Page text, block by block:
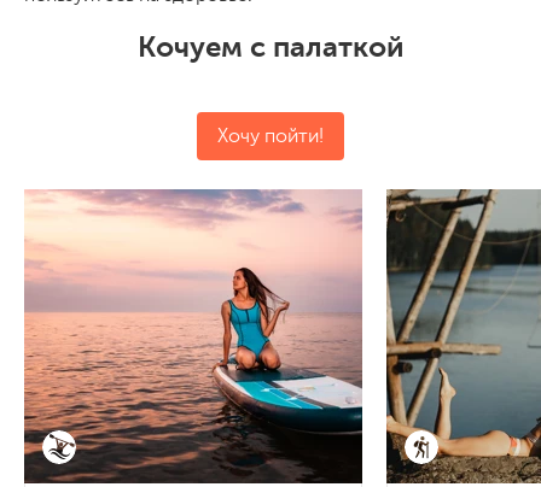
Кочуем с палаткой
Хочу пойти!